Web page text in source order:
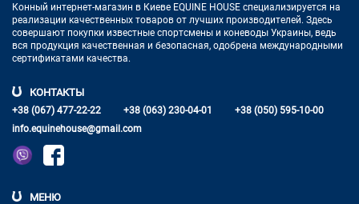
Конный интернет-магазин в Киеве EQUINE HOUSE специализируется на
реализации качественных товаров от лучших производителей. Здесь
совершают покупки известные спортсмены и коневоды Украины, ведь
вся продукция качественная и безопасная, одобрена международными
сертификатами качества.
КОНТАКТЫ
+38 (067) 477-22-22 +38 (063) 230-04-01
+38 (050) 595-10-00
info.equinehouse@gmail.com
МЕНЮ